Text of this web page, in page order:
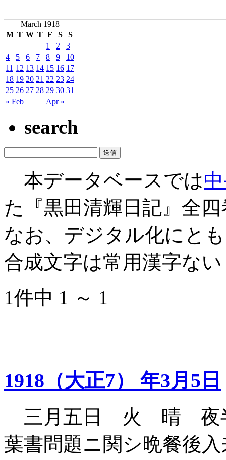
March 1918
M T W T F S S
« Feb Apr »
1 2
3
4
5 6 7 8 9
10
11 12 13 14 15 16 17
18 19 20 21 22 23 24
25 26 27 28 29 30 31
search
本データベースでは
た『黒田清輝日記』全
なお、デジタル化にと
合成文字は常用漢字な
1件中 1 ～ 1
1918（大正7） 年3月5日
三月五日 火 晴 夜
葉書問題ニ関シ晩餐後